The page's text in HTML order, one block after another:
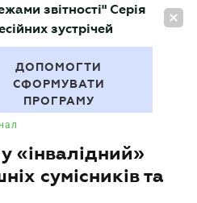
UA
звітності" Серія
зустрічей
ДОПОМОГТИ
СФОРМУВАТИ
ПРОГРАМУ
«інвалідний»
сумісників та